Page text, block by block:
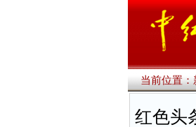
当前位置：
红色头